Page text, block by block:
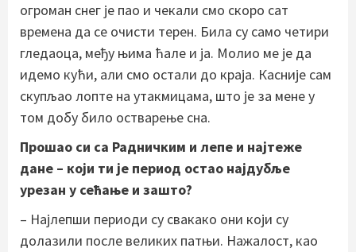
огроман снег је пао и чекали смо скоро сат
времена да се очисти терен. Била су само четири
гледаоца, међу њима ћале и ја. Молио ме је да
идемо кући, али смо остали до краја. Касније сам
скупљао лопте на утакмицама, што је за мене у
том добу било остварење сна.
Прошао си са Радничким и лепе и најтеже
дане – који ти је период остао најдубље
урезан у сећање и зашто?
– Најлепши периоди су свакако они који су
долазили после великих патњи. Нажалост, као